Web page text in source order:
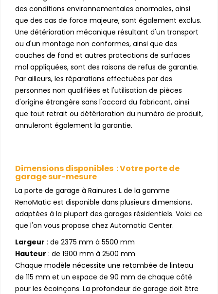
des conditions environnementales anormales, ainsi
que des cas de force majeure, sont également exclus.
Une détérioration mécanique résultant d'un transport
ou d'un montage non conformes, ainsi que des
couches de fond et autres protections de surfaces
mal appliquées, sont des raisons de refus de garantie.
Par ailleurs, les réparations effectuées par des
personnes non qualifiées et l'utilisation de pièces
d'origine étrangère sans l'accord du fabricant, ainsi
que tout retrait ou détérioration du numéro de produit,
annuleront également la garantie.
Dimensions disponibles : Votre porte de
garage sur-mesure
La porte de garage à Rainures L de la gamme
RenoMatic est disponible dans plusieurs dimensions,
adaptées à la plupart des garages résidentiels. Voici ce
que l'on vous propose chez Automatic Center.
Largeur : de 2375 mm à 5500 mm
Hauteur : de 1900 mm à 2500 mm
Chaque modèle nécessite une retombée de linteau
de 115 mm et un espace de 90 mm de chaque côté
pour les écoinçons. La profondeur de garage doit être